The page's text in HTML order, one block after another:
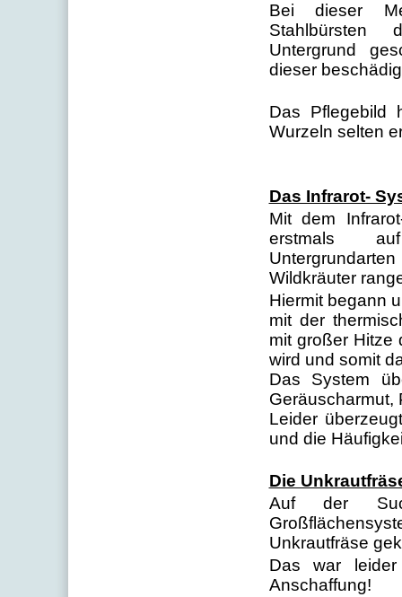
Bei dieser
Stahlbürsten
Untergrund
dieser
Das Pflegebild
Wurzeln selten
Das Infrarot-
Mit dem
erstmals
Wildkräuter
Hiermit begann
mit der
mit großer Hitze
wird und somit
Das System
Geräuscharmut,
Leider
und die
Die
Auf der
Unkrautfräse
Das war
Anschaffung!